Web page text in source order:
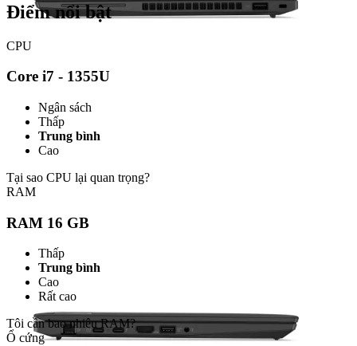
Điểm nổi bật
CPU
Core i7 - 1355U
Ngân sách
Thấp
Trung bình
Cao
Tại sao CPU lại quan trọng?
RAM
RAM 16 GB
Thấp
Trung bình
Cao
Rất cao
Tôi cần bao nhiêu RAM?
Ổ cứng